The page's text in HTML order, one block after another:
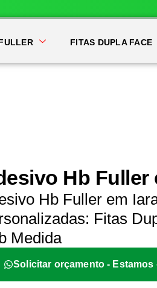
FITAS DUPLA FACE
Hb Fuller
Hb Fuller em
Fitas
Medida
Solicitar orçamento - Estamos